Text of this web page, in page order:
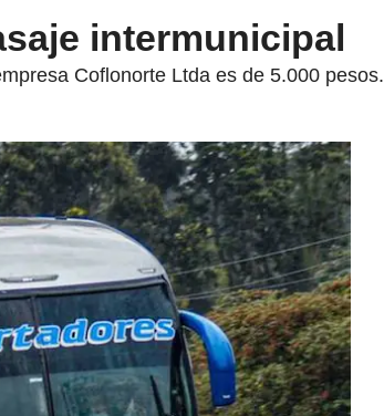
intermunicipal
Coflonorte Ltda es de 5.000 pesos.